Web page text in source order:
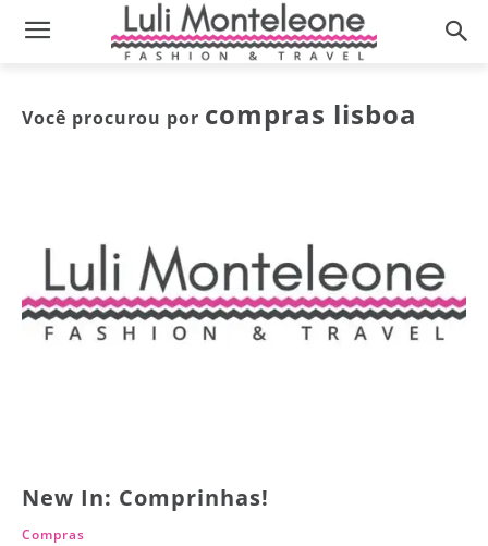
Você procurou por compras lisboa
New In: Comprinhas!
Compras